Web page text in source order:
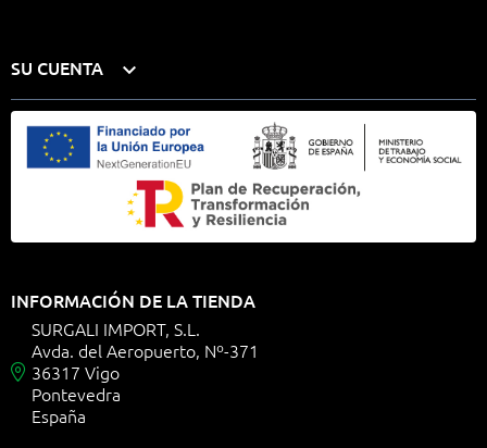
SU CUENTA 
INFORMACIÓN DE LA TIENDA

SURGALI IMPORT, S.L.
Avda. del Aeropuerto, Nº-371
36317 Vigo
Pontevedra
España